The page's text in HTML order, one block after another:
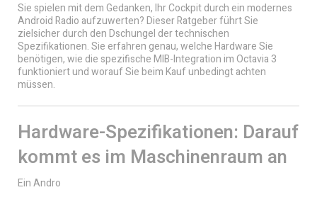
Sie spielen mit dem Gedanken, Ihr Cockpit durch ein modernes
Android Radio aufzuwerten? Dieser Ratgeber führt Sie
zielsicher durch den Dschungel der technischen
Spezifikationen. Sie erfahren genau, welche Hardware Sie
benötigen, wie die spezifische MIB-Integration im Octavia 3
funktioniert und worauf Sie beim Kauf unbedingt achten
müssen.
Hardware-Spezifikationen: Darauf
kommt es im Maschinenraum an
Ein Andro